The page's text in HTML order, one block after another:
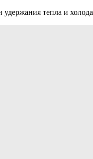
удержания тепла и холода